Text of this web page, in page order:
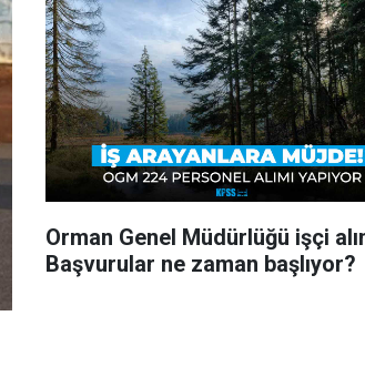
Orman Genel Müdürlüğü işçi
Başvurular ne zaman başlıyor?